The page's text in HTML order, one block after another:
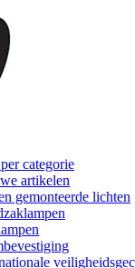
that we provide
learn more or to
categorie
artikelen
gemonteerde lichten